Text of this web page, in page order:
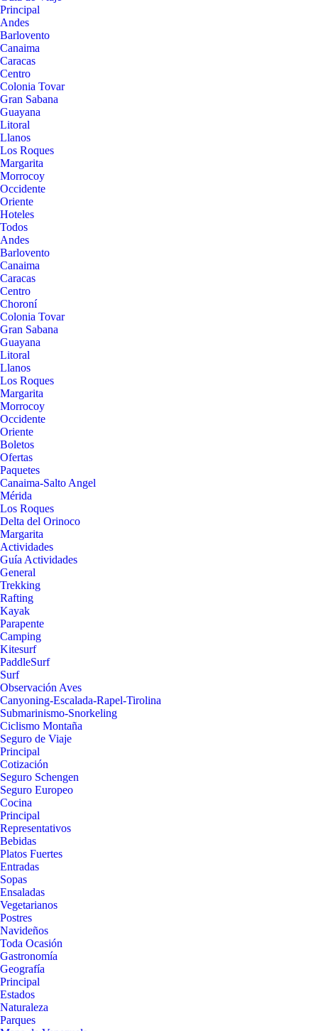
Principal
Andes
Barlovento
Canaima
Caracas
Centro
Colonia Tovar
Gran Sabana
Guayana
Litoral
Llanos
Los Roques
Margarita
Morrocoy
Occidente
Oriente
Hoteles
Todos
Andes
Barlovento
Canaima
Caracas
Centro
Choroní
Colonia Tovar
Gran Sabana
Guayana
Litoral
Llanos
Los Roques
Margarita
Morrocoy
Occidente
Oriente
Boletos
Ofertas
Paquetes
Canaima-Salto Angel
Mérida
Los Roques
Delta del Orinoco
Margarita
Actividades
Guía Actividades
General
Trekking
Rafting
Kayak
Parapente
Camping
Kitesurf
PaddleSurf
Surf
Observación Aves
Canyoning-Escalada-Rapel-Tirolina
Submarinismo-Snorkeling
Ciclismo Montaña
Seguro de Viaje
Principal
Cotización
Seguro Schengen
Seguro Europeo
Cocina
Principal
Representativos
Bebidas
Platos Fuertes
Entradas
Sopas
Ensaladas
Vegetarianos
Postres
Navideños
Toda Ocasión
Gastronomía
Geografía
Principal
Estados
Naturaleza
Parques